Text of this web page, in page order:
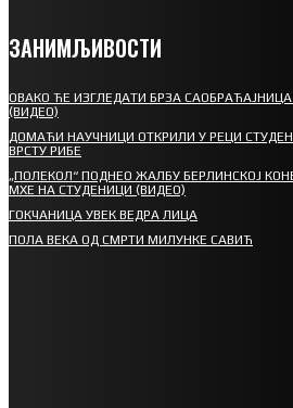
ЗАНИМЉИВОСТИ
ОВАКО ЋЕ ИЗГЛЕДАТИ БРЗА
(ВИДЕО)
ДОМАЋИ НАУЧНИЦИ ОТКРИЛИ У РЕЦИ
ВРСТУ РИБЕ
„ПОЛЕКОЛ“ ПОДНЕО ЖАЛБУ БЕРЛИНСКОЈ
МХЕ НА СТУДЕНИЦИ (ВИДЕО)
ГОКЧАНИЦА УВЕК ВЕДРА ЛИЦА
ПОЛА ВЕКА ОД СМРТИ МИЛУНКЕ САВИЋ